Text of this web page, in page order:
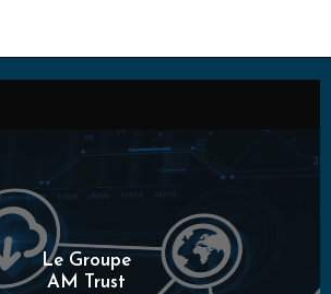
Le Groupe
AM Trust